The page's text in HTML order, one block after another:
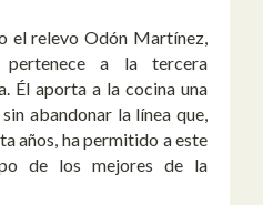
el relevo Odón Martínez,
a la tercera
Él aporta a la cocina una
abandonar la línea que,
años, ha permitido a este
de los mejores de la